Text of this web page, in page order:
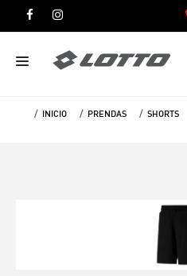
INICIO PRENDAS SHORTS